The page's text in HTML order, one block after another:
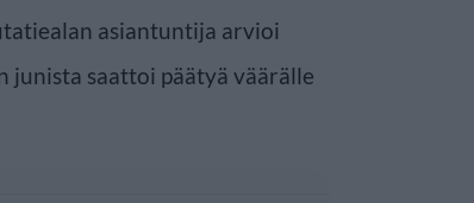
asiantuntija arvioi
junista saattoi päätyä väärälle